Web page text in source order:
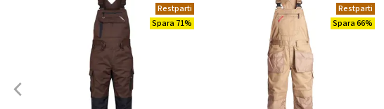
Restparti
Spara 71%
Restparti
Spara 66%